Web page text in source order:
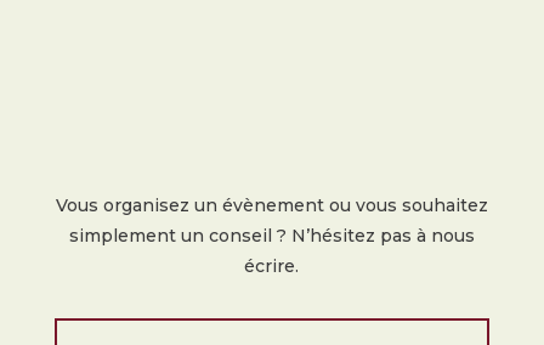
Vous organisez un évènement ou vous souhaitez
simplement un conseil ? N’hésitez pas à nous
écrire.